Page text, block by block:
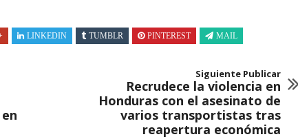
LINKEDIN TUMBLR PINTEREST MAIL
Siguiente Publicar
Recrudece la violencia en
Honduras con el asesinato de
varios transportistas tras
reapertura económica